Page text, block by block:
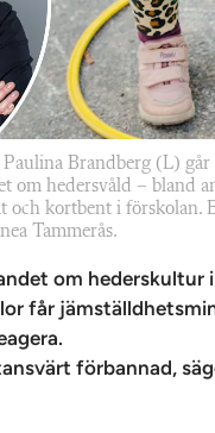
Paulina Brandberg (L)
om hedersvåld – bland
och kortbent i förskolan.
Tammerås.
om hederskultur
får
förbannad,